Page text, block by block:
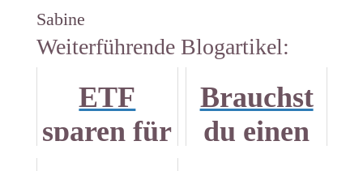
Sabine
Weiterführende Blogartikel:
ETF
sparen für
Brauchst
du einen